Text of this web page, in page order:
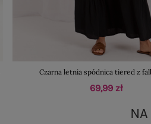
Czarna letnia spódnica tiered z
69,99 zł